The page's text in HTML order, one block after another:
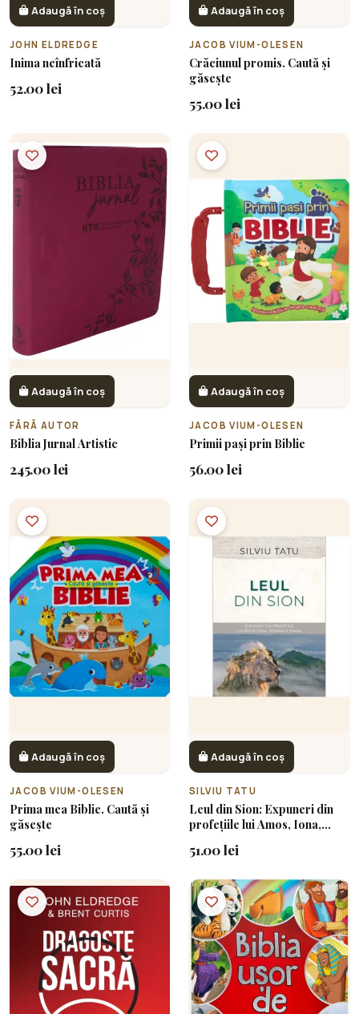
Adaugă în coș
JOHN ELDREDGE
Inima neînfricată
52.00 lei
Adaugă în coș
JACOB VIUM-OLESEN
Crăciunul promis. Caută și
găsește
55.00 lei
Adaugă în coș
FĂRĂ AUTOR
Biblia Jurnal Artistic
245.00 lei
Adaugă în coș
JACOB VIUM-OLESEN
Primii pași prin Biblie
56.00 lei
Adaugă în coș
JACOB VIUM-OLESEN
Prima mea Biblie. Caută și
găsește
55.00 lei
Adaugă în coș
SILVIU TATU
Leul din Sion: Expuneri din
profețiile lui Amos, Iona,
51.00 lei